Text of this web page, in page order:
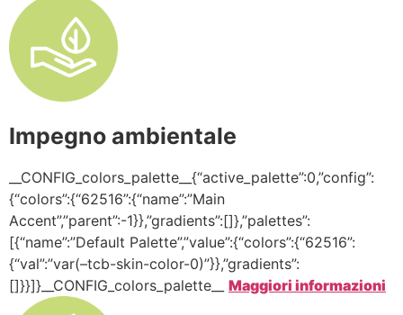
Impegno ambientale
__CONFIG_colors_palette__{“active_palette”:0,”config”:
{“colors”:{“62516”:{“name”:”Main
Accent”,”parent”:-1}},”gradients”:[]},”palettes”:
[{“name”:”Default Palette”,”value”:{“colors”:{“62516”:
{“val”:”var(–tcb-skin-color-0)”}},”gradients”:
[]}}]}__CONFIG_colors_palette__ Maggiori informazioni